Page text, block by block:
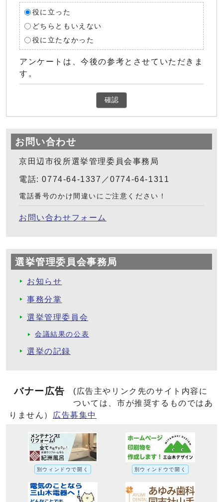
役に立った
どちらともいえない
役に立たなかった
アンケートは、今後の参考とさせていただきま
す。
確認
お問い合わせ
京田辺市役所選挙管理委員会事務局
電話: 0774-64-1337／0774-64-1311
電話番号のかけ間違いにご注意ください！
お問い合わせフォーム
選挙管理委員会事務局
お知らせ
事務分掌
選挙管理委員会
会議結果の公表
選挙の記録
バナー広告
(広告主やリンク先のサイト内容に
ついては、市が推奨するものではあ
りません）
広告募集中
別ウィンドウで開く 別ウィンドウで開く